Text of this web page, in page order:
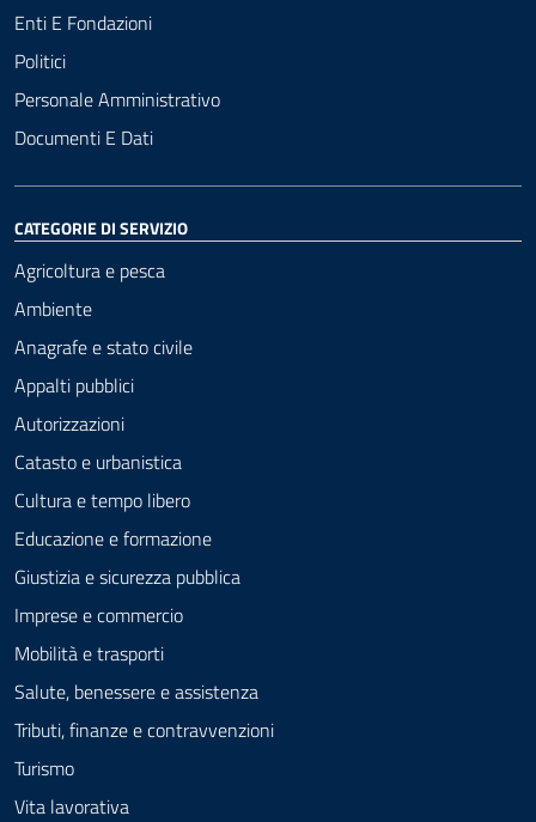
Enti E Fondazioni
Politici
Personale Amministrativo
Documenti E Dati
CATEGORIE DI SERVIZIO
Agricoltura e pesca
Ambiente
Anagrafe e stato civile
Appalti pubblici
Autorizzazioni
Catasto e urbanistica
Cultura e tempo libero
Educazione e formazione
Giustizia e sicurezza pubblica
Imprese e commercio
Mobilità e trasporti
Salute, benessere e assistenza
Tributi, finanze e contravvenzioni
Turismo
Vita lavorativa